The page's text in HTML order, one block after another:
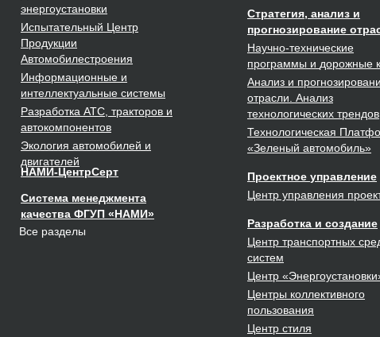
энергоустановки
Испытательный Центр
Продукции
Автомобилестроения
Информационные и
интеллектуальные системы
Разработка АТС, тракторов и
автокомпонентов
Экология автомобилей и
двигателей
НАМИ-ЦентрСерт
Система менеджмента
качества ФГУП «НАМИ»
Все разделы
Стратегия, анализ и
прогнозирование
Научно-технические
программы и дорожные
Анализ и
отрасли. Анализ
технологических трендов
Технологическая
«Зеленый автомобиль»
Проектное управление
Центр управления
Разработка и создание
Центр транспортных
систем
Центр
Центры коллективного
пользования
Центр стиля